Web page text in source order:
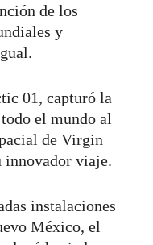
de los
y
01, capturó la
el mundo al
de Virgin
innovador viaje.
instalaciones
México, el